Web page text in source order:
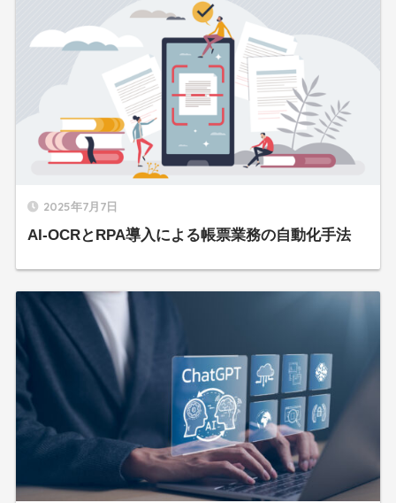
2025年7月7日
AI-OCRとRPA導入による帳票業務の自動化手法